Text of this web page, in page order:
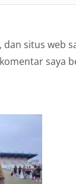
dan situs web
saya